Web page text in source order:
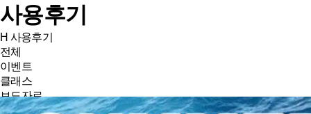
사용후기
H 사용후기
전체
이벤트
클래스
보도자료